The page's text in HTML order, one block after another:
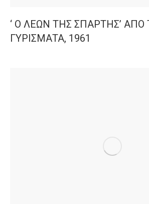
‘ Ο ΛΕΩΝ ΤΗΣ ΣΠΑΡΤΗΣ’ ΑΠΟ
ΓΥΡΙΣΜΑΤΑ, 1961